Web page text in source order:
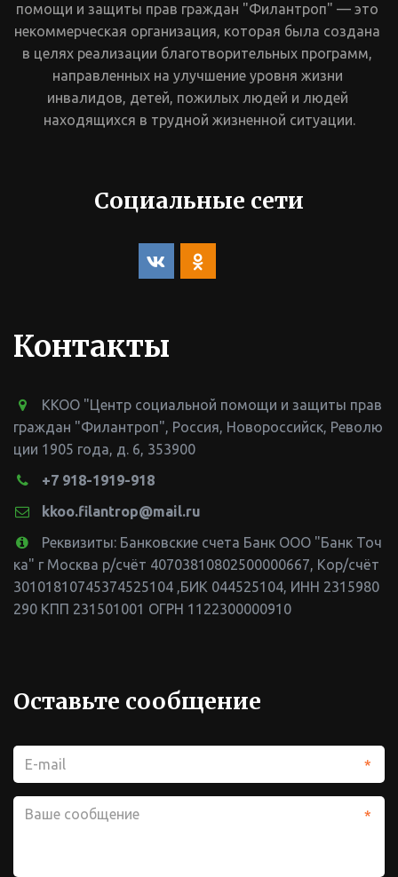
помощи и защиты прав граждан "Филантроп" — это
некоммерческая организация, которая была создана
в целях реализации благотворительных программ,
направленных на улучшение уровня жизни
инвалидов, детей, пожилых людей и людей
находящихся в трудной жизненной ситуации.
Социальные сети
Контакты
ККОО "Центр социальной помощи и защиты прав
граждан "Филантроп", Россия, Новороссийск, Револю
ции 1905 года, д. 6, 353900
+7 918-1919-918
kkoo.filantrop@mail.ru
Реквизиты: Банковские счета Банк ООО "Банк Точ
ка" г Москва р/счёт 40703810802500000667, Кор/счёт
30101810745374525104 ,БИК 044525104, ИНН 2315980
290 КПП 231501001 ОГРН 1122300000910
Оставьте сообщение
*
*